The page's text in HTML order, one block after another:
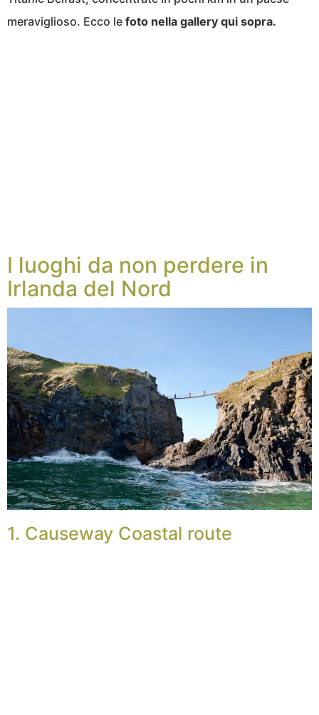
meraviglioso. Ecco le foto nella gallery qui sopra.
I luoghi da non perdere in
Irlanda del Nord
1. Causeway Coastal route